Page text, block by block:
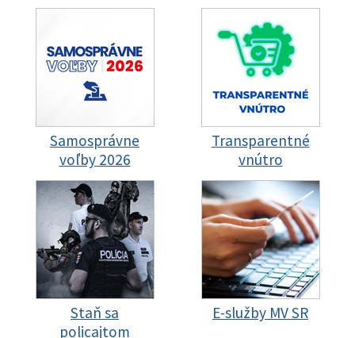
Samosprávne
voľby 2026
Transparentné
vnútro
Staň sa
policajtom
E-služby MV SR